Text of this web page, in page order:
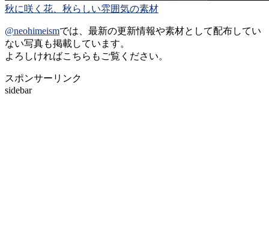
秋に咲く花、秋らしい雰囲気の素材
@neohimeismでは、最新の更新情報や素材として配布してい
ない写真も掲載しています。
よろしければこちらもご覧ください。
スポンサーリンク
sidebar